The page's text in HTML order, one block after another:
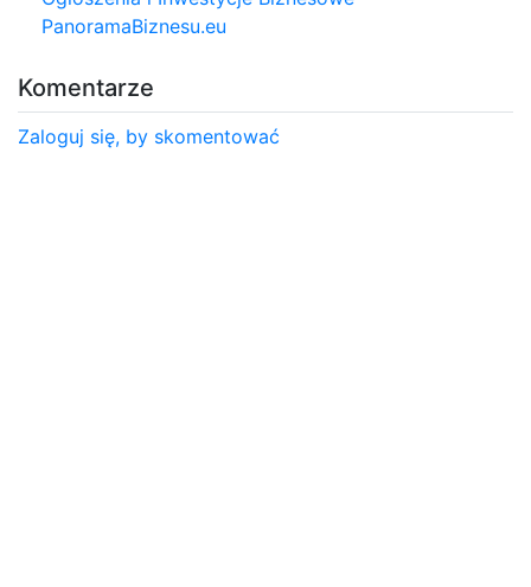
PanoramaBiznesu.eu
Komentarze
Zaloguj się, by skomentować